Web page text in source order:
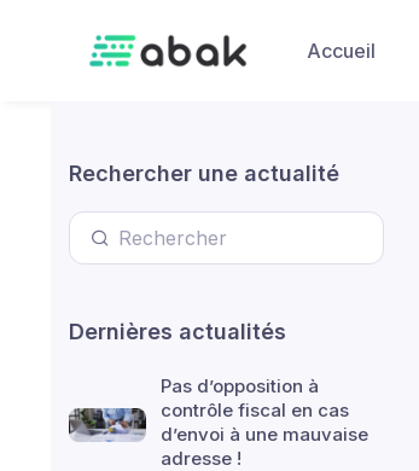
Accueil
Rechercher une actualité
Dernières actualités
Pas d’opposition à
contrôle fiscal en cas
d’envoi à une mauvaise
adresse !